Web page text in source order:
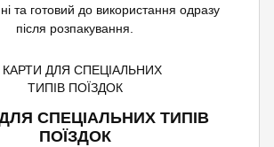
та готовий до використання одразу
після розпакування.
СПЕЦІАЛЬНИХ ТИПІВ
ПОЇЗДОК